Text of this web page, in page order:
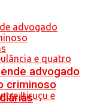
advogado
criminoso